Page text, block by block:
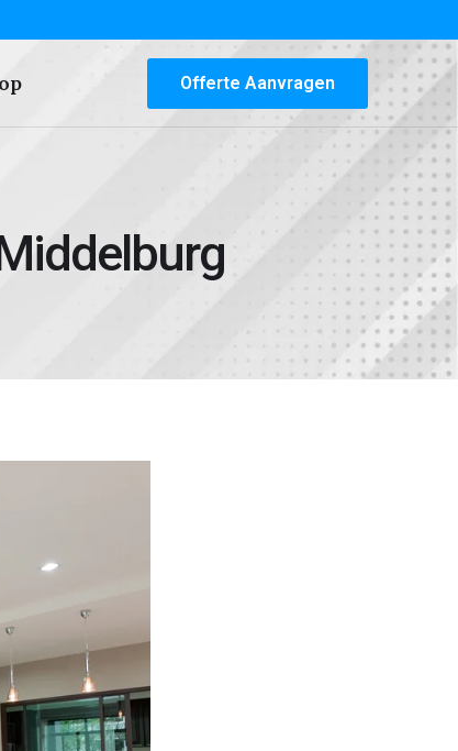
Offerte Aanvragen